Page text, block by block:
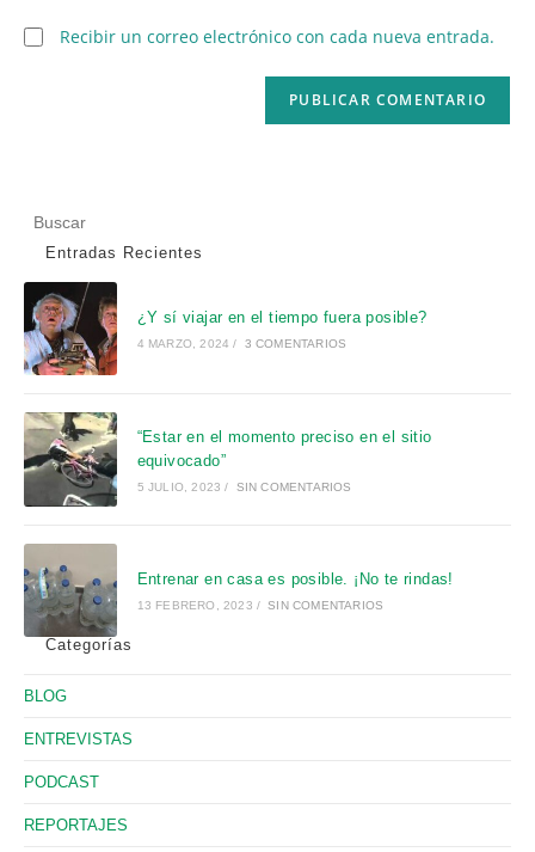
Recibir un correo electrónico con cada nueva entrada.
Entradas Recientes
¿Y sí viajar en el tiempo fuera posible?
4 MARZO, 2024 / 3 COMENTARIOS
“Estar en el momento preciso en el sitio
equivocado”
5 JULIO, 2023 / SIN COMENTARIOS
Entrenar en casa es posible. ¡No te rindas!
13 FEBRERO, 2023 / SIN COMENTARIOS
Categorías
BLOG
ENTREVISTAS
PODCAST
REPORTAJES